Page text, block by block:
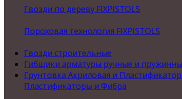
Гвозди по дереву FIXPISTOLS
Пороховая технология FIXPISTOLS
Гвозди строительные
Гибщики арматуры ручные и
Грунтовка Акриловая и
Пластификаторы и Фибра